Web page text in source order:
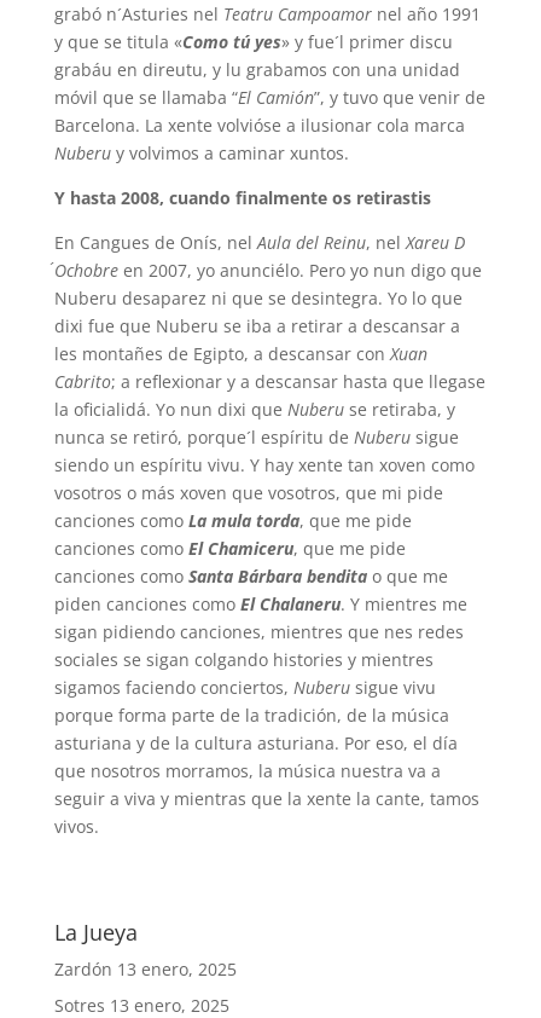
grabó n´Asturies nel Teatru Campoamornel año 1991
y que se titula «Como tú yes» y fue´l primer discu
grabáu en direutu, y lu grabamos con una unidad
móvil que se llamaba “El Camión”, y tuvo que venir de
Barcelona. La xente volvióse a ilusionar cola marca
Nuberuy volvimos a caminar xuntos.
Y hasta 2008, cuando finalmente os retirastis
En Cangues de Onís, nelAula del Reinu, nelXareu D
´Ochobreen 2007, yo anunciélo. Pero yo nun digo que
Nuberu desaparez ni que se desintegra. Yo lo que
dixi fue que Nuberu se iba a retirar a descansar a
les montañes de Egipto, a descansar conXuan
Cabrito; a reflexionar y a descansar hasta que llegase
la oficialidá. Yo nun dixi que Nuberuse retiraba, y
nunca se retiró, porque´l espíritu de Nuberusigue
siendo un espíritu vivu. Y hay xente tan xoven como
vosotros o más xoven que vosotros, que mi pide
canciones como La mula torda, que me pide
canciones como El Chamiceru, que me pide
canciones como Santa Bárbara benditao que me
piden canciones como El Chalaneru. Y mientres me
sigan pidiendo canciones, mientres que nes redes
sociales se sigan colgando histories y mientres
sigamos faciendo conciertos, Nuberusigue vivu
porque forma parte de la tradición, de la música
asturiana y de la cultura asturiana. Por eso, el día
que nosotros morramos, la música nuestra va a
seguir a viva y mientras que la xente la cante, tamos
vivos.
La Jueya
Zardón 13 enero, 2025
Sotres 13 enero, 2025